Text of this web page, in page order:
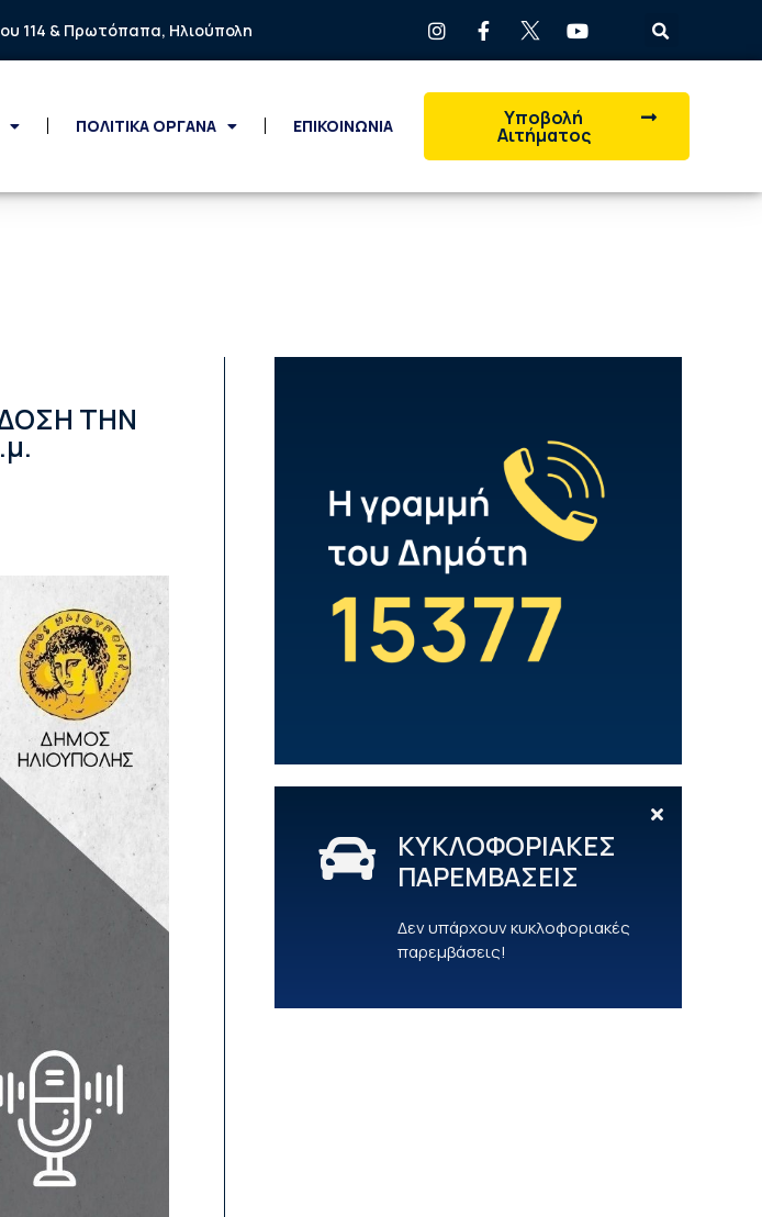
114 & Πρωτόπαπα, Ηλιούπολη
ΠΟΛΙΤΙΚΑ ΟΡΓΑΝΑ ΕΠΙΚΟΙΝΩΝΙΑ Υποβολή
Αιτήματος
ΤΗΝ
ΚΥΚΛΟΦΟΡΙΑΚΕΣ
ΠΑΡΕΜΒΑΣΕΙΣ
Δεν υπάρχουν κυκλοφοριακές
παρεμβάσεις!